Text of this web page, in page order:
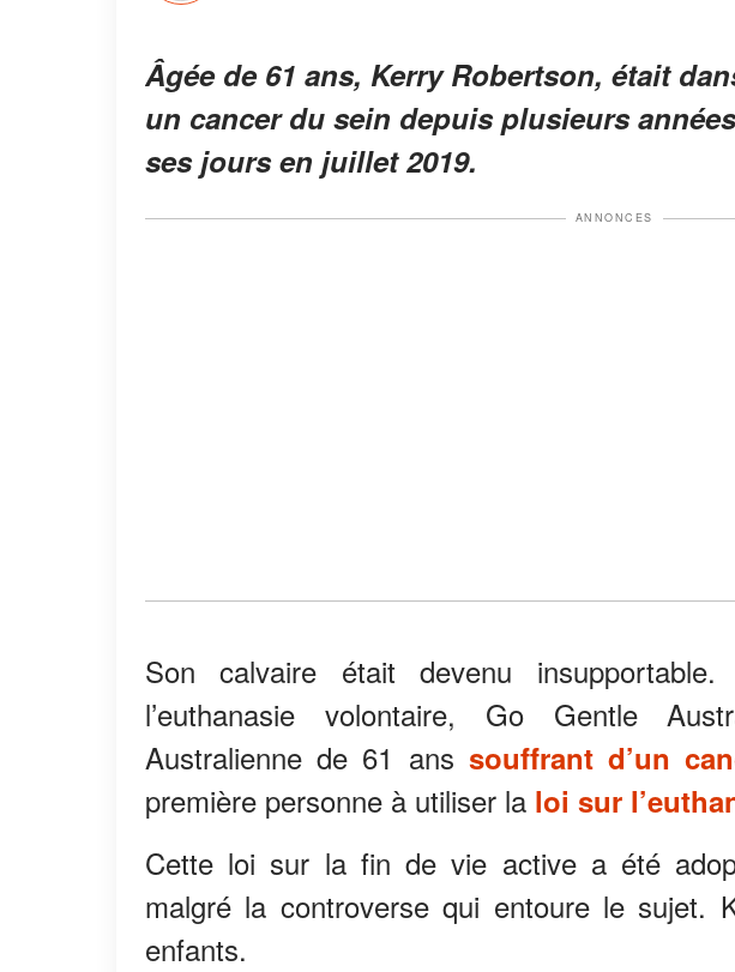
Âgée de 61 ans, Kerry Robertson, était
un cancer du sein depuis plusieurs
ses jours en juillet 2019.
ANNONCES
Son calvaire était devenu
l’euthanasie volontaire, Go Gentle
Australienne de 61 ans souffrant d’un
première personne à utiliser la loi sur
Cette loi sur la fin de vie active a été
malgré la controverse qui entoure le sujet.
enfants.